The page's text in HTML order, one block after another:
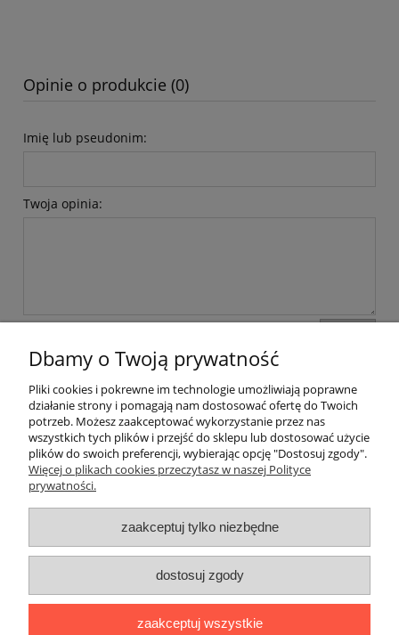
Opinie o produkcie (0)
Imię lub pseudonim:
Twoja opinia:
Pomoc
Dostawa
Gwarancja i zwroty
O firmie
|ul. Sienkiewicza 11 F|59-850 Świeradów
Dbamy o Twoją prywatność
Pliki cookies i pokrewne im technologie umożliwiają poprawne
działanie strony i pomagają nam dostosować ofertę do Twoich
potrzeb. Możesz zaakceptować wykorzystanie przez nas
wszystkich tych plików i przejść do sklepu lub dostosować użycie
plików do swoich preferencji, wybierając opcję "Dostosuj zgody".
Więcej o plikach cookies przeczytasz w naszej Polityce
prywatności.
zaakceptuj tylko niezbędne
dostosuj zgody
zaakceptuj wszystkie